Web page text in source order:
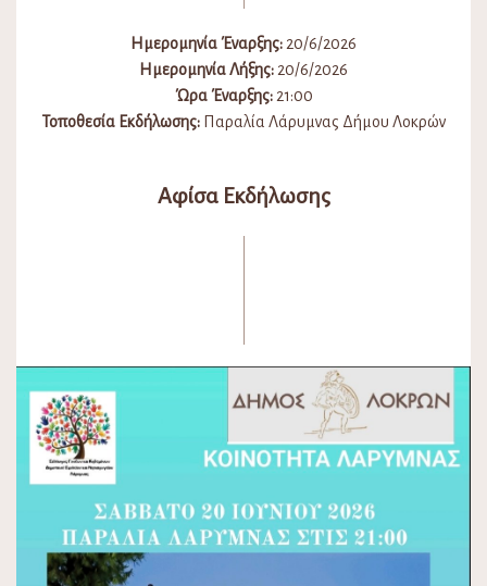
Ημερομηνία Έναρξης:20/6/2026
Ημερομηνία Λήξης:20/6/2026
Ώρα Έναρξης:21:00
Τοποθεσία Εκδήλωσης:Παραλία Λάρυμνας Δήμου Λοκρών
Αφίσα Εκδήλωσης